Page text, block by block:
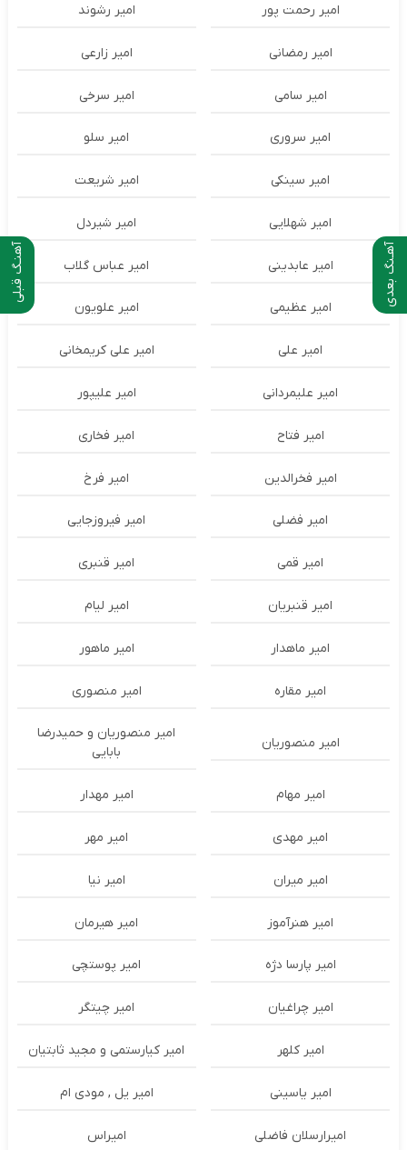
آهنـگ قبلی آهـنگ بعدی
امیر رحمت پور امیر رشوند
امیر رمضانی امیر زارعی
امیر سامی امیر سرخی
امیر سروری امیر سلو
امیر سینکی امیر شریعت
امیر شهلایی امیر شیردل
امیر عابدینی امیر عباس گلاب
امیر عظیمی امیر علویون
امیر علی امیر علی کریمخانی
امیر علیمردانی امیر علیپور
امیر فتاح امیر فخاری
امیر فخرالدین امیر فرخ
امیر فضلی امیر فیروزجایی
امیر قمی امیر قنبری
امیر قنبریان امیر لیام
امیر ماهدار امیر ماهور
امیر مقاره امیر منصوری
امیر منصوریان
امیر منصوریان و حمیدرضا
بابایی
امیر مهام امیر مهدار
امیر مهدی امیر مهر
امیر میران امیر نیا
امیر هنرآموز امیر هیرمان
امیر پارسا دژه امیر پوستچی
امیر چراغیان امیر چیتگر
امیر کلهر امیر کیارستمی و مجید ثابتیان
امیر یاسینی امیر یل , مودی ام
امیرارسلان فاضلی امیراس